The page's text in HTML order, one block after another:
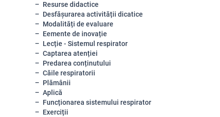
Resurse didactice
Desfășurarea activității dicatice
Modalități de evaluare
Eemente de inovație
Lecție - Sistemul respirator
Captarea atenției
Predarea conținutului
Căile respiratorii
Plămânii
Aplică
Funcționarea sistemului respirator
Exerciții